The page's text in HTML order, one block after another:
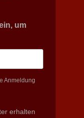
um
Anmeldung
erhalten